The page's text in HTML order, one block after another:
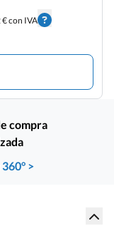
€ con IVA
compra
>